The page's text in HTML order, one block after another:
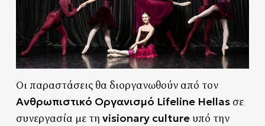
Οι παραστάσεις θα διοργανωθούν από τον
Ανθρωπιστικό Οργανισμό Lifeline Hellasσε
συνεργασία με τη visionary cultureυπό την